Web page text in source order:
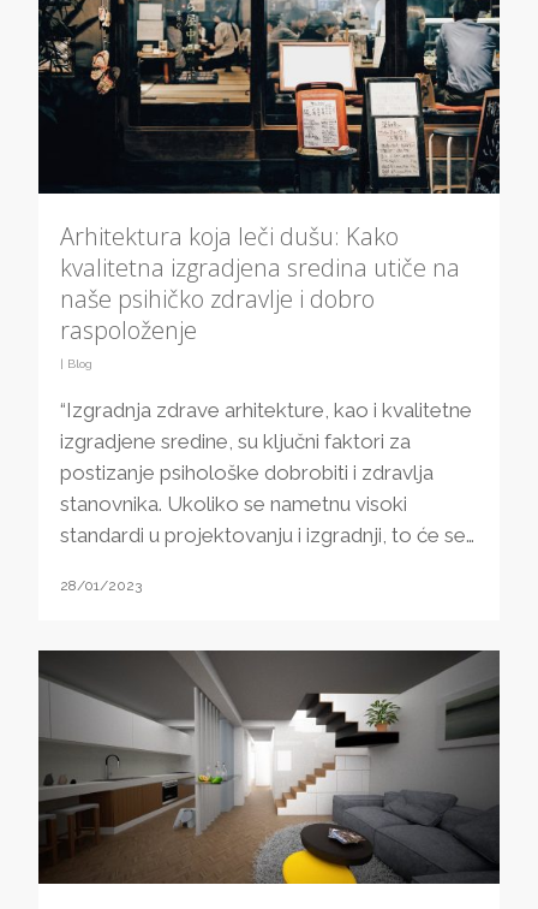
Arhitektura koja leči dušu: Kako
kvalitetna izgradjena sredina utiče na
naše psihičko zdravlje i dobro
raspoloženje
| Blog
“Izgradnja zdrave arhitekture, kao i kvalitetne
izgradjene sredine, su ključni faktori za
postizanje psihološke dobrobiti i zdravlja
stanovnika. Ukoliko se nametnu visoki
standardi u projektovanju i izgradnji, to će se…
28/01/2023